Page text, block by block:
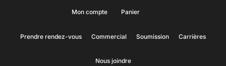
content
Mon compte Panier
Prendre rendez-vous Commercial Soumission Carrières
Nous joindre